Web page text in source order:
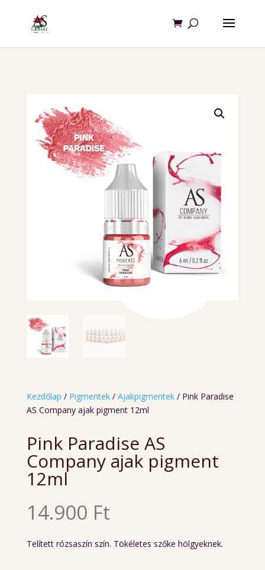
Kezdőlap / Pigmentek/ Ajakpigmentek/ Pink Paradise
AS Company ajak pigment 12ml
Pink Paradise AS
Company ajak pigment
12ml
14.900 Ft
Telített rózsaszín szín. Tökéletes szőke hölgyeknek.